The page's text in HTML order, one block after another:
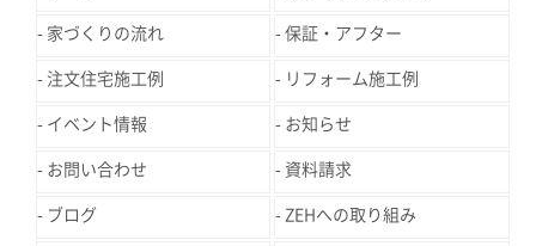
家づくりの流れ 保証・アフター
注文住宅施工例 リフォーム施工例
イベント情報 お知らせ
お問い合わせ 資料請求
ブログ ZEHへの取り組み